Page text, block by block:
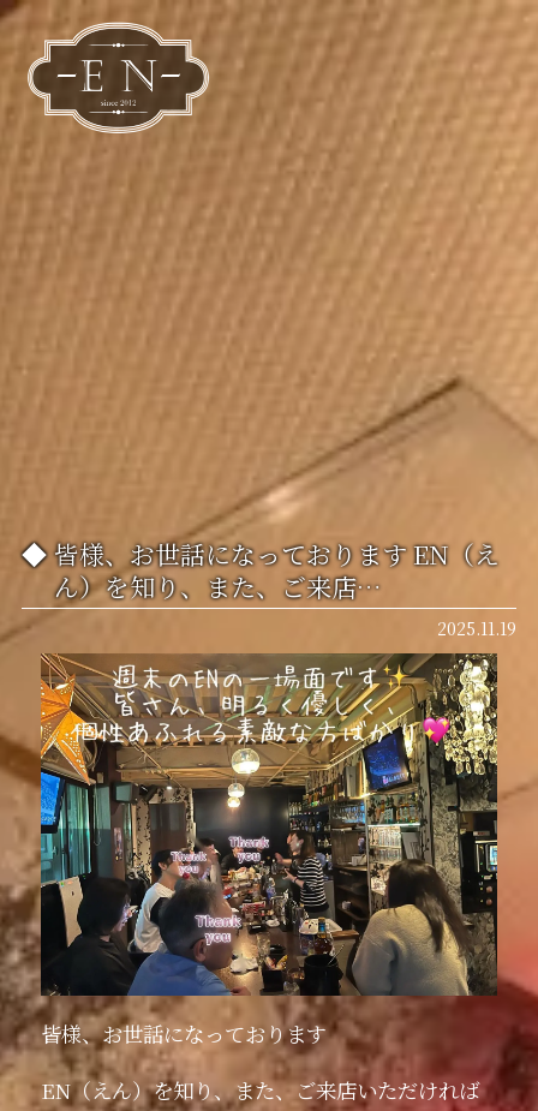
皆様、お世話になっております EN（え
ん）を知り、また、ご来店…
2025.11.19
皆様、お世話になっております
EN（えん）を知り、また、ご来店いただければ